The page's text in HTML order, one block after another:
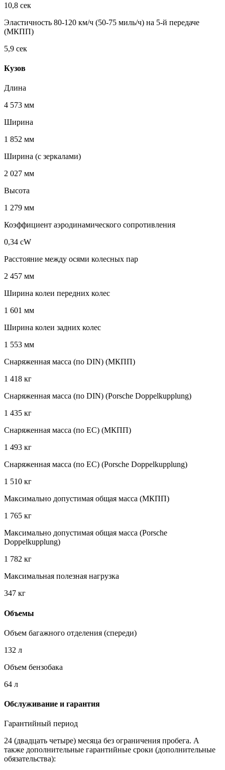
10,8 сек
Эластичность 80-120 км/ч (50-75 миль/ч) на 5-й передаче
(МКПП)
5,9 сек
Кузов
Длина
4 573 мм
Ширина
1 852 мм
Ширина (с зеркалами)
2 027 мм
Высота
1 279 мм
Коэффициент аэродинамического сопротивления
0,34 cW
Расстояние между осями колесных пар
2 457 мм
Ширина колеи передних колес
1 601 мм
Ширина колеи задних колес
1 553 мм
Снаряженная масса (по DIN) (МКПП)
1 418 кг
Снаряженная масса (по DIN) (Porsche Doppelkupplung)
1 435 кг
Снаряженная масса (по EC) (МКПП)
1 493 кг
Снаряженная масса (по EC) (Porsche Doppelkupplung)
1 510 кг
Максимально допустимая общая масса (МКПП)
1 765 кг
Максимально допустимая общая масса (Porsche
Doppelkupplung)
1 782 кг
Максимальная полезная нагрузка
347 кг
Объемы
Объем багажного отделения (спереди)
132 л
Объем бензобака
64 л
Обслуживание и гарантия
Гарантийный период
24 (двадцать четыре) месяца без ограничения пробега. А
также дополнительные гарантийные сроки (дополнительные
обязательства):